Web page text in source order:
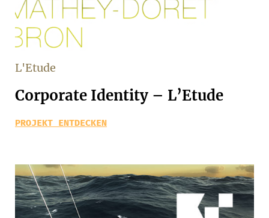
L'Etude
Corporate Identity – L’Etude
PROJEKT ENTDECKEN